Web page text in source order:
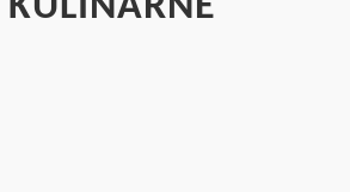
KULINARNE